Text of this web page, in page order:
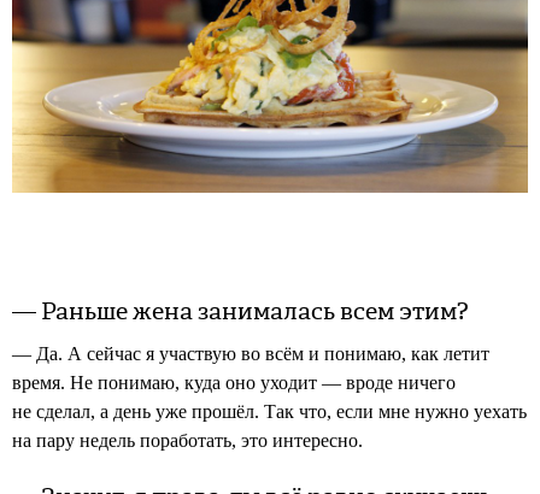
— Раньше жена занималась всем этим?
— Да. А сейчас я участвую во всём и понимаю, как летит
время. Не понимаю, куда оно уходит — вроде ничего
не сделал, а день уже прошёл. Так что, если мне нужно уехать
на пару недель поработать, это интересно.